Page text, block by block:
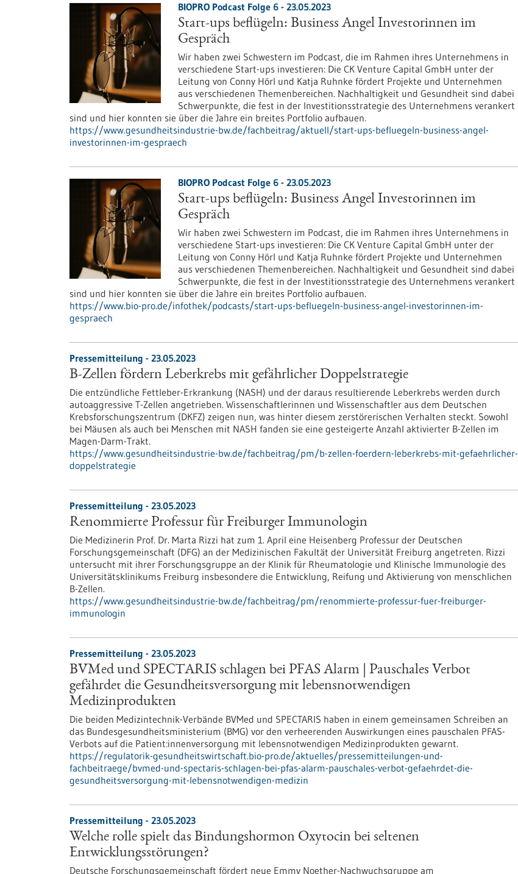
BIOPRO Podcast Folge 6 - 23.05.2023
Start-ups beflügeln: Business Angel Investorinnen im
Gespräch
Wir haben zwei Schwestern im Podcast, die im Rahmen ihres Unternehmens in
verschiedene Start-ups investieren: Die CK Venture Capital GmbH unter der
Leitung von Conny Hörl und Katja Ruhnke fördert Projekte und Unternehmen
aus verschiedenen Themenbereichen. Nachhaltigkeit und Gesundheit sind dabei
Schwerpunkte, die fest in der Investitionsstrategie des Unternehmens verankert
sind und hier konnten sie über die Jahre ein breites Portfolio aufbauen.
https://www.gesundheitsindustrie-bw.de/fachbeitrag/aktuell/start-ups-befluegeln-business-angel-
investorinnen-im-gespraech
BIOPRO Podcast Folge 6 - 23.05.2023
Start-ups beflügeln: Business Angel Investorinnen im
Gespräch
Wir haben zwei Schwestern im Podcast, die im Rahmen ihres Unternehmens in
verschiedene Start-ups investieren: Die CK Venture Capital GmbH unter der
Leitung von Conny Hörl und Katja Ruhnke fördert Projekte und Unternehmen
aus verschiedenen Themenbereichen. Nachhaltigkeit und Gesundheit sind dabei
Schwerpunkte, die fest in der Investitionsstrategie des Unternehmens verankert
sind und hier konnten sie über die Jahre ein breites Portfolio aufbauen.
https://www.bio-pro.de/infothek/podcasts/start-ups-befluegeln-business-angel-investorinnen-im-
gespraech
Pressemitteilung - 23.05.2023
B-Zellen fördern Leberkrebs mit gefährlicher Doppelstrategie
Die entzündliche Fettleber-Erkrankung (NASH) und der daraus resultierende Leberkrebs werden durch
autoaggressive T-Zellen angetrieben. Wissenschaftlerinnen und Wissenschaftler aus dem Deutschen
Krebsforschungszentrum (DKFZ) zeigen nun, was hinter diesem zerstörerischen Verhalten steckt. Sowohl
bei Mäusen als auch bei Menschen mit NASH fanden sie eine gesteigerte Anzahl aktivierter B-Zellen im
Magen-Darm-Trakt.
https://www.gesundheitsindustrie-bw.de/fachbeitrag/pm/b-zellen-foerdern-leberkrebs-mit-gefaehrlicher-
doppelstrategie
Pressemitteilung - 23.05.2023
Renommierte Professur für Freiburger Immunologin
Die Medizinerin Prof. Dr. Marta Rizzi hat zum 1. April eine Heisenberg Professur der Deutschen
Forschungsgemeinschaft (DFG) an der Medizinischen Fakultät der Universität Freiburg angetreten. Rizzi
untersucht mit ihrer Forschungsgruppe an der Klinik für Rheumatologie und Klinische Immunologie des
Universitätsklinikums Freiburg insbesondere die Entwicklung, Reifung und Aktivierung von menschlichen
B-Zellen.
https://www.gesundheitsindustrie-bw.de/fachbeitrag/pm/renommierte-professur-fuer-freiburger-
immunologin
Pressemitteilung - 23.05.2023
BVMed und SPECTARIS schlagen bei PFAS Alarm | Pauschales Verbot
gefährdet die Gesundheitsversorgung mit lebensnotwendigen
Medizinprodukten
Die beiden Medizintechnik-Verbände BVMed und SPECTARIS haben in einem gemeinsamen Schreiben an
das Bundesgesundheitsministerium (BMG) vor den verheerenden Auswirkungen eines pauschalen PFAS-
Verbots auf die Patient:innenversorgung mit lebensnotwendigen Medizinprodukten gewarnt.
https://regulatorik-gesundheitswirtschaft.bio-pro.de/aktuelles/pressemitteilungen-und-
fachbeitraege/bvmed-und-spectaris-schlagen-bei-pfas-alarm-pauschales-verbot-gefaehrdet-die-
gesundheitsversorgung-mit-lebensnotwendigen-medizin
Pressemitteilung - 23.05.2023
Welche rolle spielt das Bindungshormon Oxytocin bei seltenen
Entwicklungsstörungen?
Deutsche Forschungsgemeinschaft fördert neue Emmy Noether-Nachwuchsgruppe am